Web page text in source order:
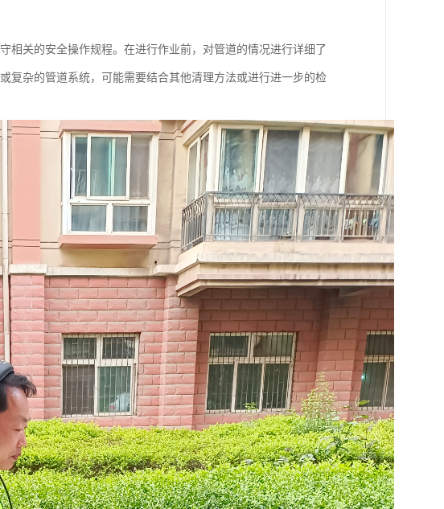
相关的安全操作规程。在进行作业前，对管道的情况进行详细了
复杂的管道系统，可能需要结合其他清理方法或进行进一步的检